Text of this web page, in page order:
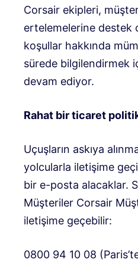
Corsair ekipleri,
ertelemelerine destek
koşullar hakkında
sürede bilgilendirmek
devam ediyor.
Rahat bir ticaret
Uçuşların askıya
yolcularla iletişime
bir e-posta alacaklar.
Müşteriler Corsair
iletişime geçebilir:
0800 94 10 08